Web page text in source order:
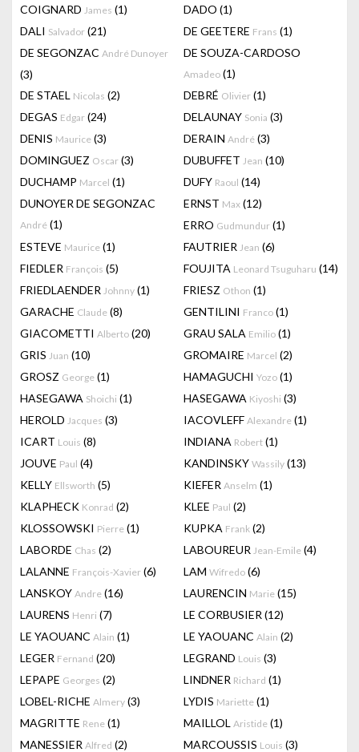
COIGNARD James (1) DADO (1)
DALI Salvador (21) DE GEETERE Frans (1)
DE SEGONZAC André Dunoyer
(3)
DE SOUZA-CARDOSO
Amadeo (1)
DE STAEL Nicolas (2) DEBRÉ Olivier (1)
DEGAS Edgar (24) DELAUNAY Sonia (3)
DENIS Maurice (3) DERAIN André (3)
DOMINGUEZ Oscar (3) DUBUFFET Jean (10)
DUCHAMP Marcel (1) DUFY Raoul (14)
DUNOYER DE SEGONZAC
André (1)
ERNST Max (12)
ERRO Gudmundur (1)
ESTEVE Maurice (1) FAUTRIER Jean (6)
FIEDLER François (5) FOUJITA Leonard Tsuguharu (14)
FRIEDLAENDER Johnny (1) FRIESZ Othon (1)
GARACHE Claude (8) GENTILINI Franco (1)
GIACOMETTI Alberto (20) GRAU SALA Emilio (1)
GRIS Juan (10) GROMAIRE Marcel (2)
GROSZ George (1) HAMAGUCHI Yozo (1)
HASEGAWA Shoichi (1) HASEGAWA Kiyoshi (3)
HEROLD Jacques (3) IACOVLEFF Alexandre (1)
ICART Louis (8) INDIANA Robert (1)
JOUVE Paul (4) KANDINSKY Wassily (13)
KELLY Ellsworth (5) KIEFER Anselm (1)
KLAPHECK Konrad (2) KLEE Paul (2)
KLOSSOWSKI Pierre (1) KUPKA Frank (2)
LABORDE Chas (2) LABOUREUR Jean-Emile (4)
LALANNE François-Xavier (6) LAM Wifredo (6)
LANSKOY Andre (16) LAURENCIN Marie (15)
LAURENS Henri (7) LE CORBUSIER (12)
LE YAOUANC Alain (1) LE YAOUANC Alain (2)
LEGER Fernand (20) LEGRAND Louis (3)
LEPAPE Georges (2) LINDNER Richard (1)
LOBEL-RICHE Almery (3) LYDIS Mariette (1)
MAGRITTE Rene (1) MAILLOL Aristide (1)
MANESSIER Alfred (2) MARCOUSSIS Louis (3)